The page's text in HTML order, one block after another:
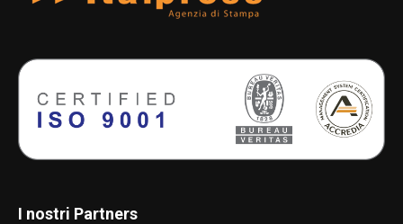
I nostri Partners